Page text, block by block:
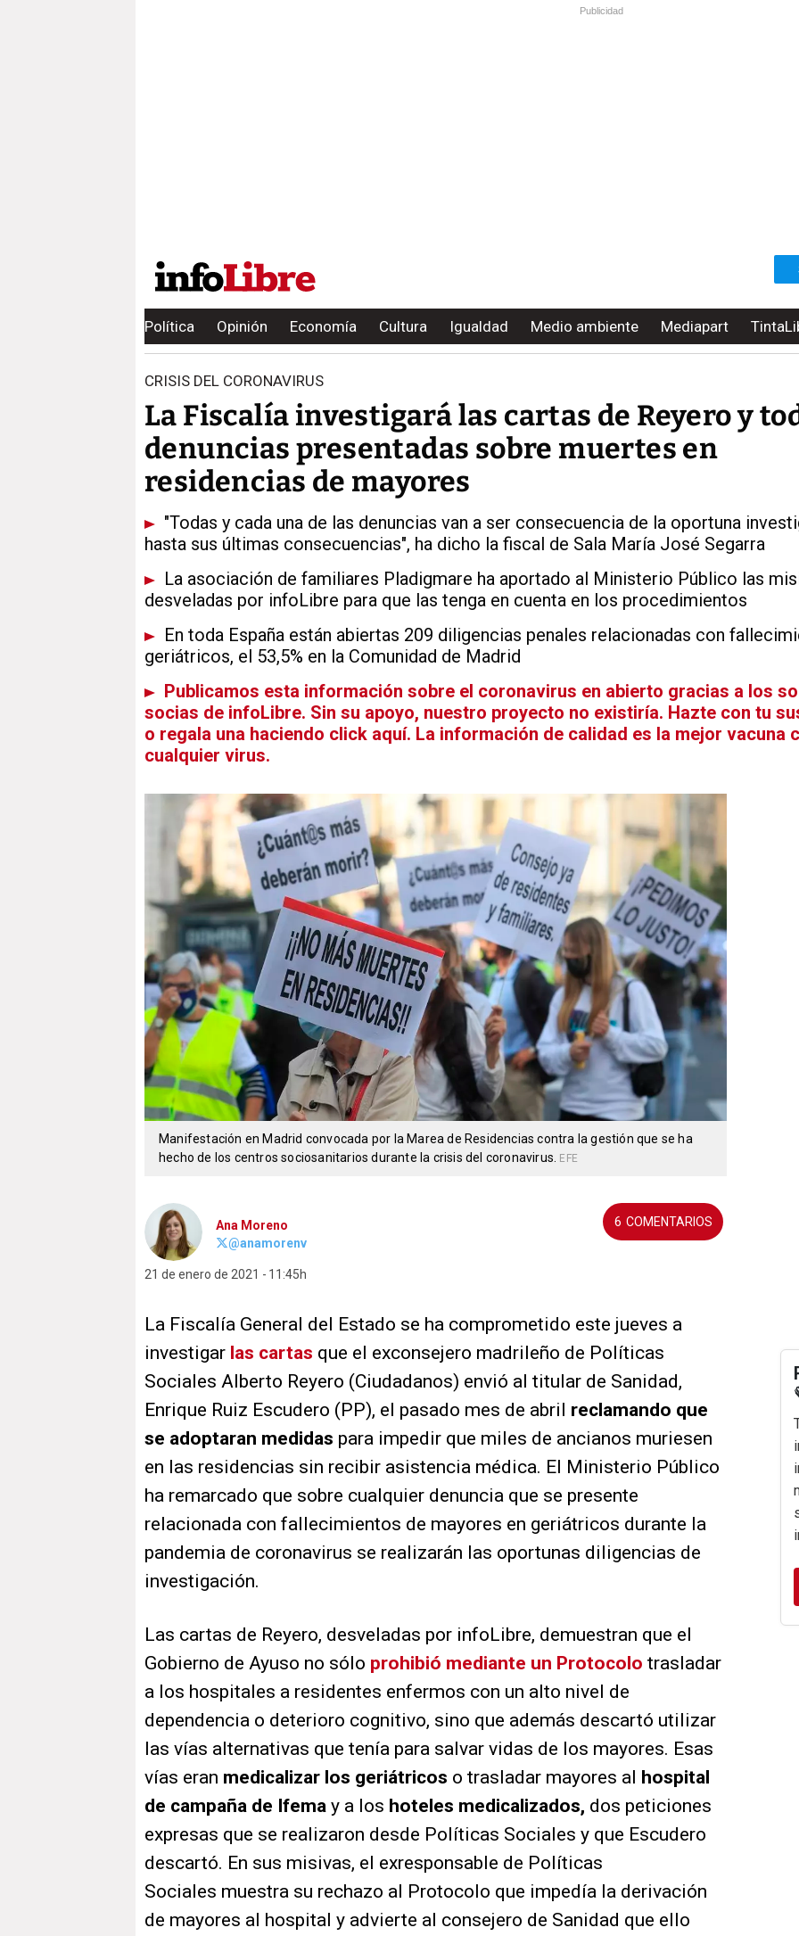
Publicidad
Política Opinión Economía Cultura Igualdad Medio ambiente Mediapart
CRISIS DEL CORONAVIRUS
La Fiscalía investigará las cartas de Reyero y
denuncias presentadas sobre muertes en
residencias de mayores
"Todas y cada una de las denuncias van a ser consecuencia de la oportuna
hasta sus últimas consecuencias", ha dicho la fiscal de Sala María José Segarra
La asociación de familiares Pladigmare ha aportado al Ministerio Público las
desveladas por infoLibre para que las tenga en cuenta en los procedimientos
En toda España están abiertas 209 diligencias penales relacionadas con
geriátricos, el 53,5% en la Comunidad de Madrid
Publicamos esta información sobre el coronavirus en abierto gracias a los
socias de infoLibre. Sin su apoyo, nuestro proyecto no existiría. Hazte con tu
o regala una haciendo click aquí. La información de calidad es la mejor vacuna
cualquier virus.
Manifestación en Madrid convocada por la Marea de Residencias contra la gestión que se ha
hecho de los centros sociosanitarios durante la crisis del coronavirus. EFE
Ana Moreno
@anamorenv
21 de enero de 2021 11:45h
6
La Fiscalía General del Estado se ha comprometido este jueves a
investigar las cartas que el exconsejero madrileño de Políticas
Sociales Alberto Reyero (Ciudadanos) envió al titular de Sanidad,
Enrique Ruiz Escudero (PP), el pasado mes de abril reclamando que
se adoptaran medidas para impedir que miles de ancianos muriesen
en las residencias sin recibir asistencia médica. El Ministerio Público
ha remarcado que sobre cualquier denuncia que se presente
relacionada con fallecimientos de mayores en geriátricos durante la
pandemia de coronavirus se realizarán las oportunas diligencias de
investigación.
Las cartas de Reyero, desveladas por infoLibre, demuestran que el
Gobierno de Ayuso no sólo prohibió mediante un Protocolo trasladar
a los hospitales a residentes enfermos con un alto nivel de
dependencia o deterioro cognitivo, sino que además descartó utilizar
las vías alternativas que tenía para salvar vidas de los mayores. Esas
vías eran medicalizar los geriátricos o trasladar mayores al
hospital
de campaña de Ifema y a los hoteles medicalizados, dos peticiones
expresas que se realizaron desde Políticas Sociales y que Escudero
descartó. En sus misivas, el exresponsable de Políticas
Sociales muestra su rechazo al Protocolo que impedía la derivación
de mayores al hospital y advierte al consejero de Sanidad que ello